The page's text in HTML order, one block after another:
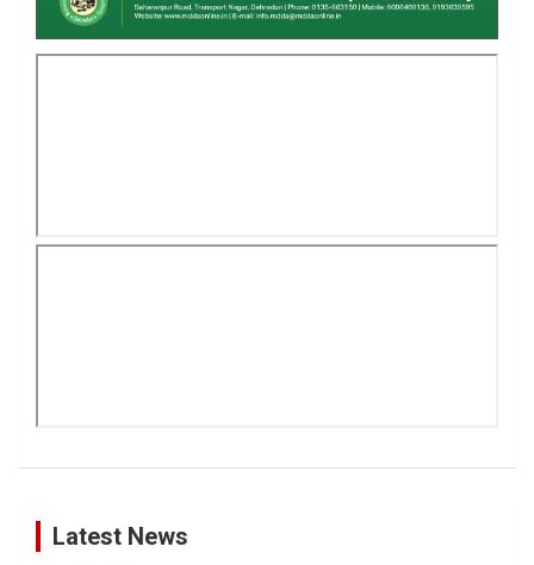
Latest News